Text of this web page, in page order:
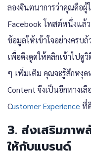
ลองจินตนาการว่าคุณคือผู้
Facebook โพสต์หนึ่งแล้ว
ข้อมูลให้เข้าใจอย่างครบ
เพื่อดึงดูดให้คลิกเข้าไป
ๆ เพิ่มเติม คุณจะรู้สึกหงุ
Content จึงเป็นอีกทางเ
Customer Experience ที่
3. ส่งเสริมภา
ให้กับแบรนด์